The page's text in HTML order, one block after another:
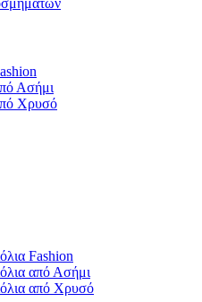
Ασήμι
Χρυσό
Fashion
από Ασήμι
από Χρυσό